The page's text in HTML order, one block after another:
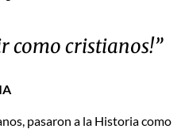
como cristianos!”
pasaron a la Historia como